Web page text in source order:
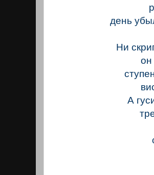
день
Ни
он
А